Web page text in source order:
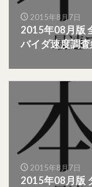
2015年8月7日
2015年08月版
バイダ速度調
2015年8月7日
2015年08月版